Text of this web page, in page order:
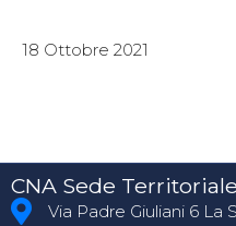
18 Ottobre 2021
CNA Sede
Via Padre Giuliani 6 La